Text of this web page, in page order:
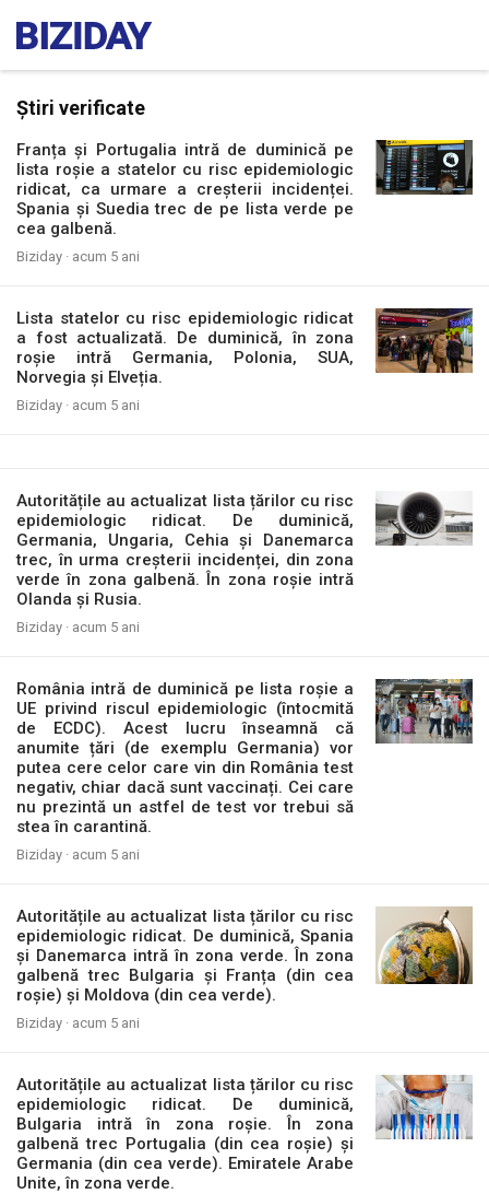
Știri verificate
Franța și Portugalia intră de duminică pe
lista roșie a statelor cu risc epidemiologic
ridicat, ca urmare a creșterii incidenței.
Spania și Suedia trec de pe lista verde pe
cea galbenă.
Biziday · acum 5 ani
Lista statelor cu risc epidemiologic ridicat
a fost actualizată. De duminică, în zona
roșie intră Germania, Polonia, SUA,
Norvegia și Elveția.
Biziday · acum 5 ani
Autoritățile au actualizat lista țărilor cu risc
epidemiologic ridicat. De duminică,
Germania, Ungaria, Cehia și Danemarca
trec, în urma creșterii incidenței, din zona
verde în zona galbenă. În zona roșie intră
Olanda și Rusia.
Biziday · acum 5 ani
România intră de duminică pe lista roșie a
UE privind riscul epidemiologic (întocmită
de ECDC). Acest lucru înseamnă că
anumite țări (de exemplu Germania) vor
putea cere celor care vin din România test
negativ, chiar dacă sunt vaccinați. Cei care
nu prezintă un astfel de test vor trebui să
stea în carantină.
Biziday · acum 5 ani
Autoritățile au actualizat lista țărilor cu risc
epidemiologic ridicat. De duminică, Spania
și Danemarca intră în zona verde. În zona
galbenă trec Bulgaria și Franța (din cea
roșie) și Moldova (din cea verde).
Biziday · acum 5 ani
Autoritățile au actualizat lista țărilor cu risc
epidemiologic ridicat. De duminică,
Bulgaria intră în zona roșie. În zona
galbenă trec Portugalia (din cea roșie) și
Germania (din cea verde). Emiratele Arabe
Unite, în zona verde.